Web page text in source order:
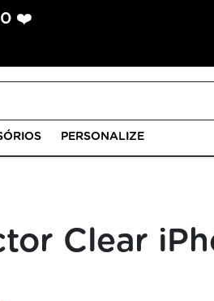
❤️
PERSONALIZE
Clear